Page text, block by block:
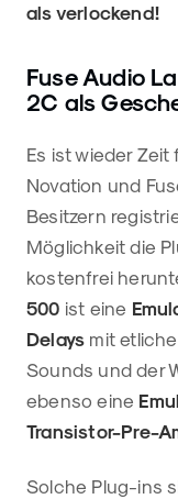
als verlockend!
Fuse Audio
2C als
Es ist wieder Zeit
Novation und
Besitzern
Möglichkeit die
kostenfrei
500 ist eine
Delays mit
Sounds und der
ebenso eine
Transistor-Pre-
Solche Plug-ins